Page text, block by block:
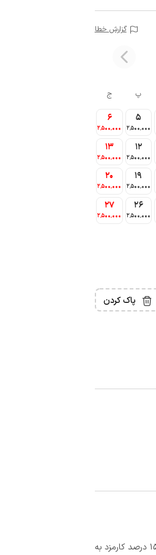
گزارش خطا
پ ج
5
2٬500٬000
6
2٬500٬000
12
2٬500٬000
13
2٬500٬000
19
2٬500٬000
20
2٬500٬000
26
2٬500٬000
27
2٬500٬000
پاک کردن
در صورتی که رزرو، حداقل 3 روز کامل قبل از تاریخ ورود لغو گردد؛ مبلغ صورتحساب پس از کسر حداکثر 15 درصد کارمزد به